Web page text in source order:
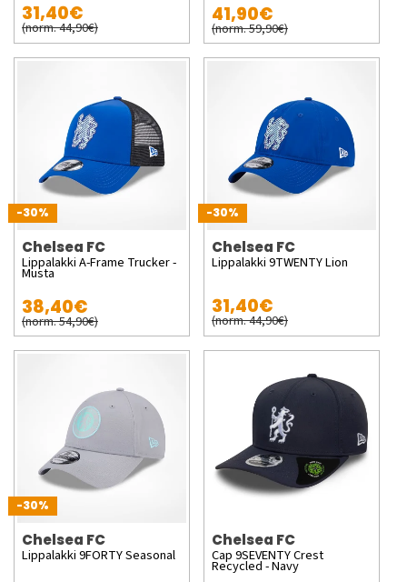
31,40€
(norm. 44,90€)
41,90€
(norm. 59,90€)
-30%
Chelsea FC
Lippalakki A-Frame Trucker -
Musta
38,40€
(norm. 54,90€)
-30%
Chelsea FC
Lippalakki 9TWENTY Lion
31,40€
(norm. 44,90€)
-30%
Chelsea FC
Lippalakki 9FORTY Seasonal
Chelsea FC
Cap 9SEVENTY Crest
Recycled - Navy